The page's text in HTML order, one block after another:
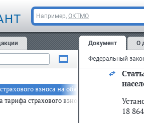
Например, ОКТМО
взноса на обязательное
тарифа страхового взноса на
Документ О
18